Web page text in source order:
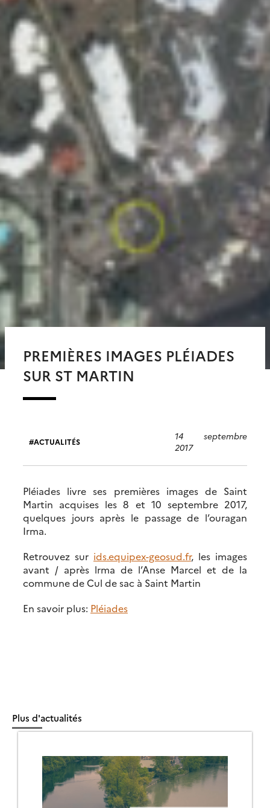
PREMIÈRES IMAGES PLÉIADES
SUR ST MARTIN
ACTUALITÉS
14 septembre
2017
Pléiades livre ses premières images de Saint
Martin acquises les 8 et 10 septembre 2017,
quelques jours après le passage de l’ouragan
Irma.
Retrouvez sur ids.equipex-geosud.fr, les images
avant / après lrma de l’Anse Marcel et de la
commune de Cul de sac à Saint Martin
En savoir plus: Pléiades
Plus d'actualités